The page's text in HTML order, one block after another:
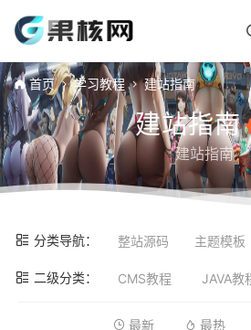
首页 学习教程 建站指南
建站指南
建站指南
分类导航： 整站源码 主题模板
二级分类： CMS教程 JAVA教
最新 最热